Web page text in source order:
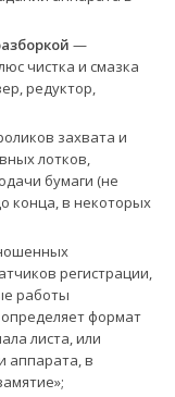
—
чистка и смазка
редуктор,
захвата и
лотков,
бумаги (не
конца, в некоторых
регистрации,
работы
формат
листа, или
аппарата, в